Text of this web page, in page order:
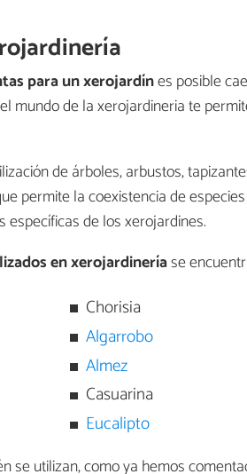
para un xerojardínes posible
mundo de la xerojardineria te
de árboles, arbustos,
permite la coexistencia de
específicas de los xerojardines.
en xerojardineríase
Chorisia
Algarrobo
Almez
Casuarina
Eucalipto
se utilizan, como ya hemos